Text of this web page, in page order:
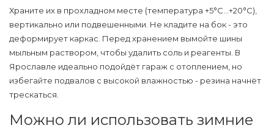
Храните их в прохладном месте (температура +5°C…+20°C),
вертикально или подвешенными. Не кладите на бок - это
деформирует каркас. Перед хранением вымойте шины
мыльным раствором, чтобы удалить соль и реагенты. В
Ярославле идеально подойдёт гараж с отоплением, но
избегайте подвалов с высокой влажностью - резина начнёт
трескаться.
Можно ли использовать зимние